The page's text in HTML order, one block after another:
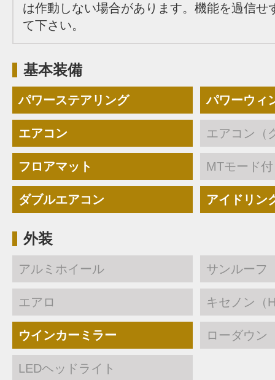
は作動しない場合があります。機能を過信せ
て下さい。
基本装備
パワーステアリング パワーウィ
エアコン エアコン（
フロアマット MTモード
ダブルエアコン アイドリン
外装
アルミホイール サンルーフ
エアロ キセノン（
ウインカーミラー ローダウン
LEDヘッドライト